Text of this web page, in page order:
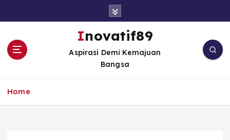
Inovatif89
Aspirasi Demi Kemajuan
Bangsa
Home